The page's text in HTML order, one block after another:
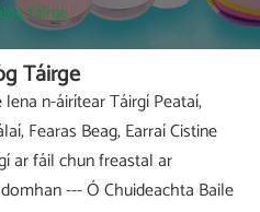
Táirge
Táirge
n-áirítear Táirgí Peataí,
Fearas Beag, Earraí Cistine
ar fáil chun freastal ar
--- Ó Chuideachta Baile